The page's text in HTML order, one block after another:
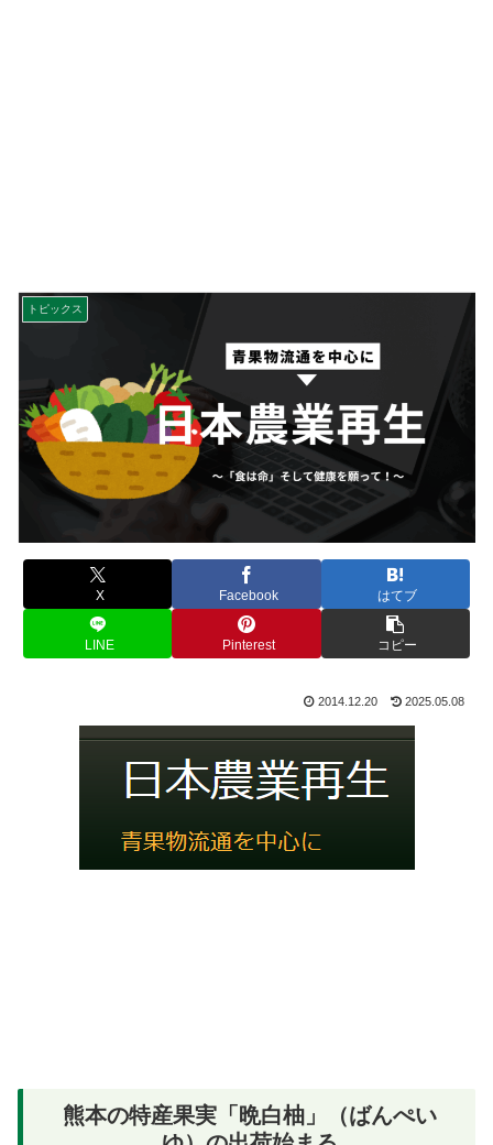
トピックス
X Facebook はてブ
LINE Pinterest コピー
2014.12.20 2025.05.08
熊本の特産果実「晩白柚」（ばんぺい